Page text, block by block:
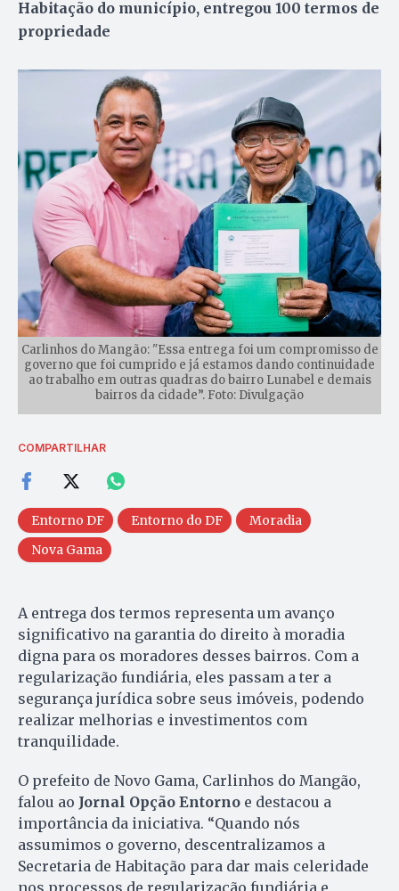
Habitação do município, entregou 100 termos de
propriedade
Carlinhos do Mangão: "Essa entrega foi um compromisso de
governo que foi cumprido e já estamos dando continuidade
ao trabalho em outras quadras do bairro Lunabel e demais
bairros da cidade”. Foto: Divulgação
COMPARTILHAR
Entorno DF Entorno do DF
Moradia
Nova Gama
A entrega dos termos representa um avanço
significativo na garantia do direito à moradia
digna para os moradores desses bairros. Com a
regularização fundiária, eles passam a ter a
segurança jurídica sobre seus imóveis, podendo
realizar melhorias e investimentos com
tranquilidade.
O prefeito de Novo Gama, Carlinhos do Mangão,
falou ao Jornal Opção Entorno e destacou a
importância da iniciativa. “Quando nós
assumimos o governo, descentralizamos a
Secretaria de Habitação para dar mais celeridade